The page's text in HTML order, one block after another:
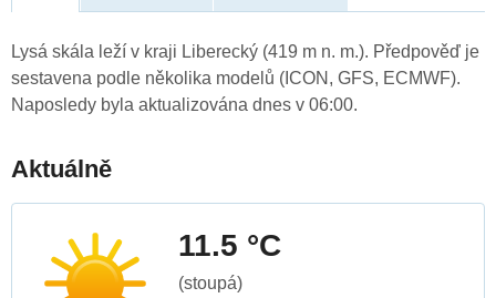
Lysá skála leží v kraji Liberecký (419 m n. m.). Předpověď je
sestavena podle několika modelů (ICON, GFS, ECMWF).
Naposledy byla aktualizována dnes v 06:00.
Aktuálně
11.5 °C
(stoupá)